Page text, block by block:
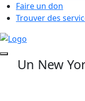
Faire un don
Trouver des
Un New